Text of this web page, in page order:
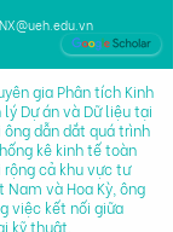
gia Phân tích Kinh
Dự án và Dữ liệu tại
ông dẫn dắt quá trình
kê kinh tế toàn
cả khu vực tư
và Hoa Kỳ, ông
việc kết nối giữa
kỹ thuật.